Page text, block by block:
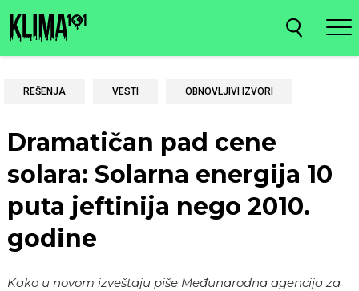
REŠENJA VESTI OBNOVLJIVI IZVORI
Dramatičan pad cene
solara: Solarna energija 10
puta jeftinija nego 2010.
godine
Kako u novom izveštaju piše Međunarodna agencija za